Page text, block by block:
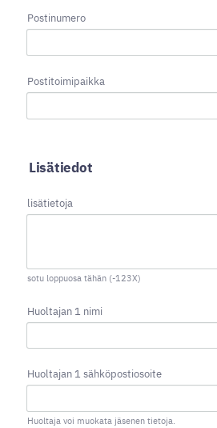
Postinumero
Postitoimipaikka
Lisätiedot
lisätietoja
sotu loppuosa tähän (-123X)
Huoltajan 1 nimi
Huoltajan 1 sähköpostiosoite
Huoltaja voi muokata jäsenen tietoja.